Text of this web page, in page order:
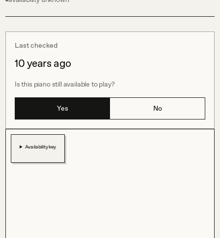
Last checked
10 years ago
Is this piano still available to play?
Yes No
Availability key